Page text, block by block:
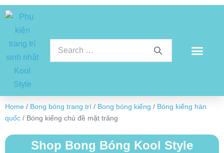
Home / Bong bóng trang trí / Bong bóng kiếng / Bóng kiếng hàn
quốc / Bóng kiếng chủ đề mặt trăng
Shop Bong Bóng Kool Style